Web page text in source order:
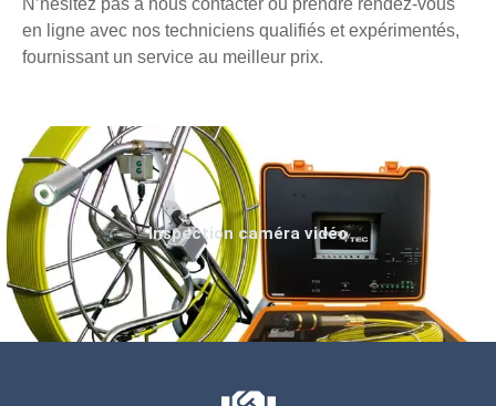
en ligne avec nos techniciens qualifiés et expérimentés,
fournissant un service au meilleur prix.
Inspection caméra vidéo